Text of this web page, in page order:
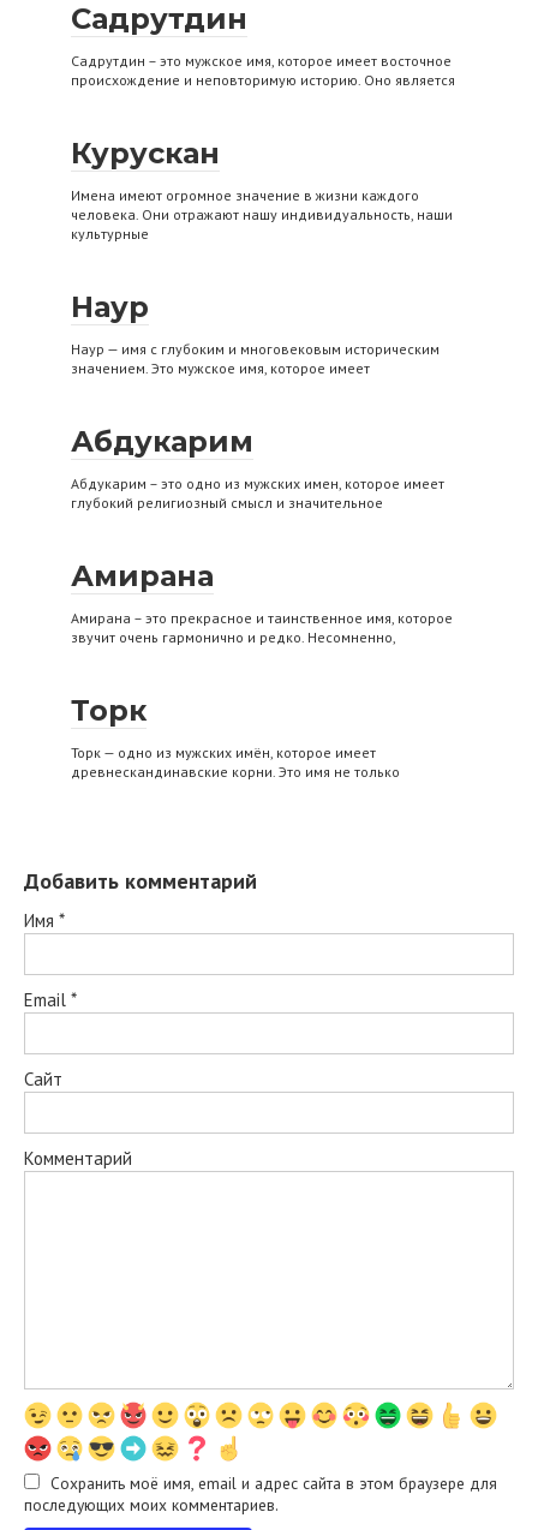
Садрутдин
Садрутдин – это мужское имя, которое имеет восточное
происхождение и неповторимую историю. Оно является
Курускан
Имена имеют огромное значение в жизни каждого
человека. Они отражают нашу индивидуальность, наши
культурные
Наур
Наур — имя с глубоким и многовековым историческим
значением. Это мужское имя, которое имеет
Абдукарим
Абдукарим – это одно из мужских имен, которое имеет
глубокий религиозный смысл и значительное
Амирана
Амирана – это прекрасное и таинственное имя, которое
звучит очень гармонично и редко. Несомненно,
Торк
Торк — одно из мужских имён, которое имеет
древнескандинавские корни. Это имя не только
Добавить комментарий
Имя *
Email *
Сайт
Комментарий
Сохранить моё имя, email и адрес сайта в этом браузере для
последующих моих комментариев.